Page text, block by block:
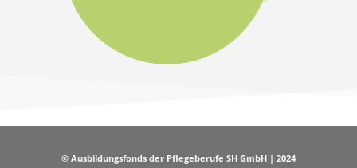
© Ausbildungsfonds der Pflegeberufe SH GmbH | 2024